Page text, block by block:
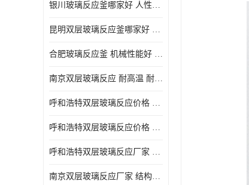
银川玻璃反应釜哪家好 人性化设计 可连续工作
昆明双层玻璃反应釜哪家好 人性化设计 可连续工作 机械性能好
合肥玻璃反应釜 机械性能好 可连续工作
南京双层玻璃反应 耐高温 耐腐蚀 空载不宜高速运转
呼和浩特双层玻璃反应价格 安全稳定 机械性能好
呼和浩特双层玻璃反应价格 结构紧凑 可做加热反应
呼和浩特双层玻璃反应厂家 转速恒定 空载不宜高速运转
南京双层玻璃反应厂家 结构紧凑 可连续工作 可做加热反应